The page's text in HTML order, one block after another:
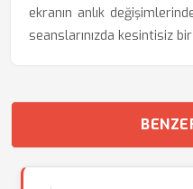
ekranın anlık
seanslarınızda kesintisiz